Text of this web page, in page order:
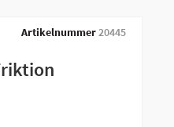
Artikelnummer20445